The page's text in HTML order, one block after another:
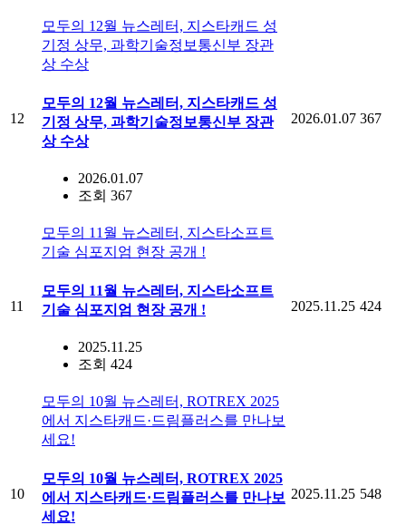
12
모두의 12월 뉴스레터, 지스타캐드 성
기정 상무, 과학기술정보통신부 장관
상 수상
모두의 12월 뉴스레터, 지스타캐드 성
기정 상무, 과학기술정보통신부 장관
상 수상
2026.01.07
조회 367
2026.01.07 367
11
모두의 11월 뉴스레터, 지스타소프트
기술 심포지엄 현장 공개 !
모두의 11월 뉴스레터, 지스타소프트
기술 심포지엄 현장 공개 !
2025.11.25
조회 424
2025.11.25 424
10
모두의 10월 뉴스레터, ROTREX 2025
에서 지스타캐드·드림플러스를 만나보
세요!
모두의 10월 뉴스레터, ROTREX 2025
에서 지스타캐드·드림플러스를 만나보
세요!
2025.11.25 548